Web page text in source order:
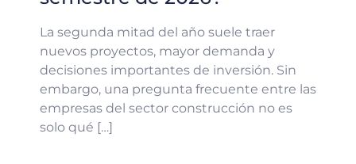
La segunda mitad del año suele traer
nuevos proyectos, mayor demanda y
decisiones importantes de inversión. Sin
embargo, una pregunta frecuente entre las
empresas del sector construcción no es
solo qué […]